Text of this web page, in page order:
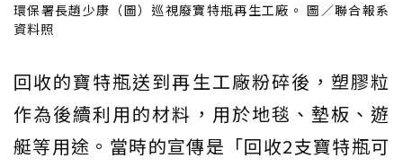
環保署長趙少康（圖）巡視廢寶特瓶再生工廠。 圖／聯合報系
資料照
回收的寶特瓶送到再生工廠粉碎後，塑膠粒
作為後續利用的材料，用於地毯、墊板、遊
艇等用途。當時的宣傳是「回收2支寶特瓶可